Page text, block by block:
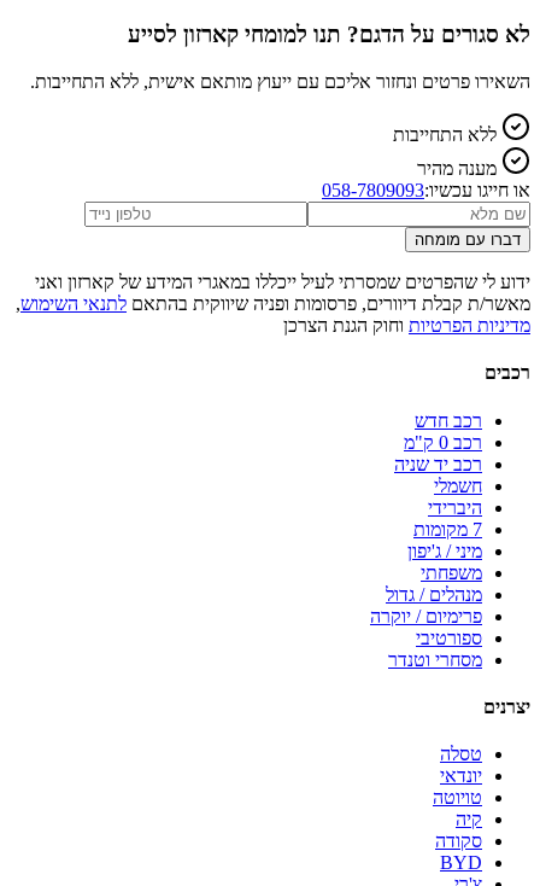
לא סגורים על הדגם? תנו למומחי קארזון לסייע
השאירו פרטים ונחזור אליכם עם ייעוץ מותאם אישית, ללא התחייבות.
ללא התחייבות
מענה מהיר
או חייגו עכשיו:058-7809093
דברו עם מומחה
ידוע לי שהפרטים שמסרתי לעיל ייכללו במאגרי המידע של קארזון ואני
מאשר/ת קבלת דיוורים, פרסומות ופניה שיווקית בהתאם לתנאי השימוש,
מדיניות הפרטיות וחוק הגנת הצרכן
רכבים
רכב חדש
רכב 0 ק"מ
רכב יד שניה
חשמלי
היברידי
7 מקומות
מיני / ג'יפון
משפחתי
מנהלים / גדול
פרימיום / יוקרה
ספורטיבי
מסחרי וטנדר
יצרנים
טסלה
יונדאי
טויוטה
קיה
סקודה
BYD